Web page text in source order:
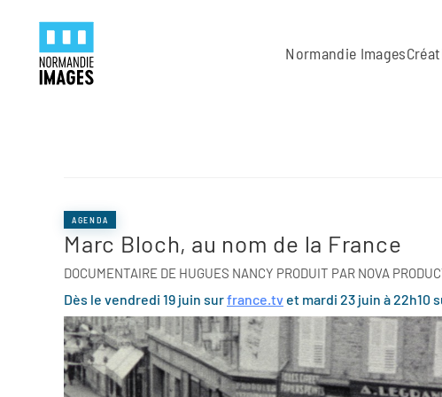
Skip to main content
Normandie Images
AGENDA
Marc Bloch, au nom de la France
DOCUMENTAIRE DE HUGUES NANCY PRODUIT PAR NOVA
Dès le vendredi 19 juin surfrance.tv et mardi 23 juin à 22h10